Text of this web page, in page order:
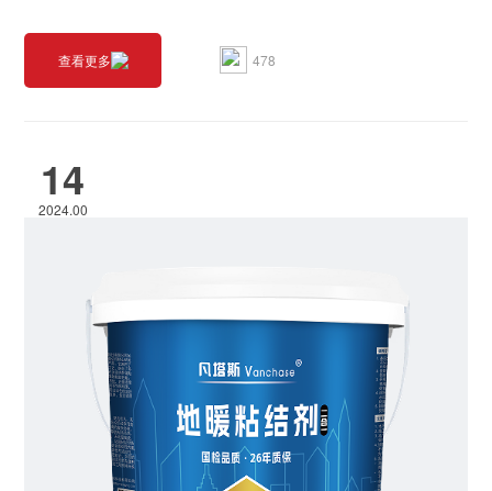
查看更多 478
14
2024.00